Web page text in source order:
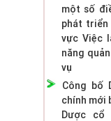
một số
phát triển
vực Việc
năng
vụ
Công bố
chính mới
Dược cổ